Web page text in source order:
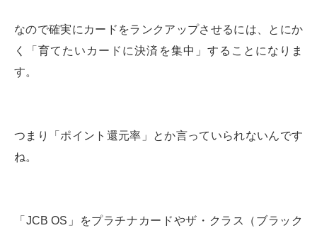
なので確実にカードをランクアップさせるには、とにか
く「育てたいカードに決済を集中」することになりま
す。
つまり「ポイント還元率」とか言っていられないんです
ね。
「JCB OS」をプラチナカードやザ・クラス（ブラック